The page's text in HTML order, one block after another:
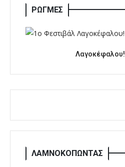
ΡΩΓΜΕΣ
Λαγοκέφαλου!
ΛΑΜΝΟΚΟΠΩΝΤΑΣ